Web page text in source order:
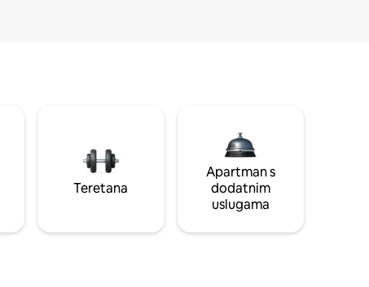
Teretana
Apartman s
dodatnim
uslugama